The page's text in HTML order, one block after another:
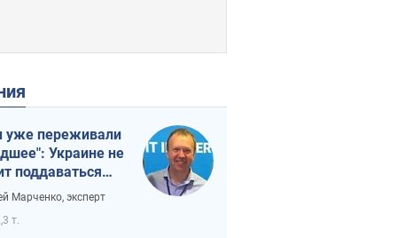
переживали
Украине не
поддаваться
из-за
Марченко, эксперт
т.